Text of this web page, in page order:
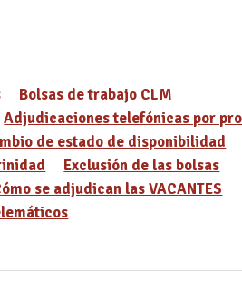
Bolsas de trabajo CLM
Adjudicaciones telefónicas por
de estado de disponibilidad
Exclusión de las bolsas
se adjudican las VACANTES